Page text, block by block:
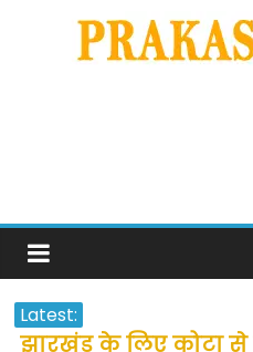
Latest:
झारखंड के लिए कोटा से